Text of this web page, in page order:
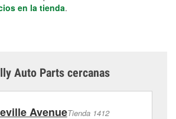
en la tienda.
Auto Parts cercanas
AvenueTienda 1412